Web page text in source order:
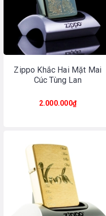
Zippo Khắc Hai Mặt Mai
Cúc Tùng Lan
2.000.000₫